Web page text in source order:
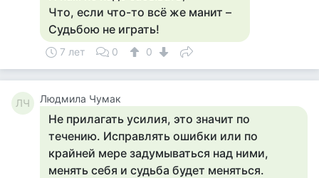
Что, если что-то всё же манит –
Судьбою не играть!
7 лет 0 0
ЛЧ Людмила Чумак
Не прилагать усилия, это значит по
течению. Исправлять ошибки или по
крайней мере задумываться над ними,
менять себя и судьба будет меняться.